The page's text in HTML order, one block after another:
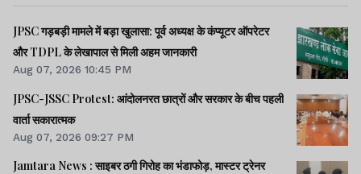
JPSC गड़बड़ी मामले में बड़ा खुलासा: पूर्व अध्यक्ष के कंप्यूटर ऑपरेटर
और TDPL के लेखापाल से मिली अहम जानकारी
Aug 07, 2026 10:45 PM
JPSC-JSSC Protest: आंदोलनरत छात्रों और सरकार के बीच पहली
वार्ता सकारात्मक
Aug 07, 2026 09:27 PM
Jamtara News : साइबर ठगी गिरोह का भंडाफोड़, मास्टर ट्रेनर